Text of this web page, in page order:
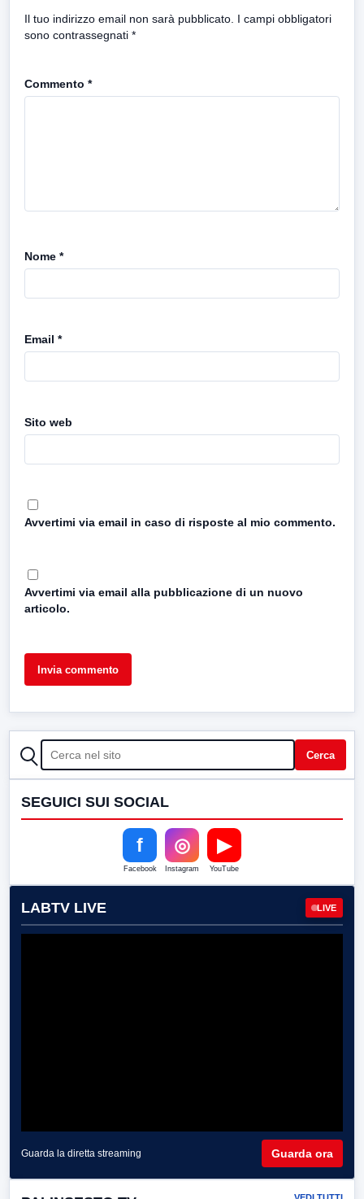
Il tuo indirizzo email non sarà pubblicato. I campi obbligatori
sono contrassegnati *
Commento *
Nome *
Email *
Sito web
Avvertimi via email in caso di risposte al mio commento.
Avvertimi via email alla pubblicazione di un nuovo
articolo.
CERCA Cerca
SEGUICI SUI SOCIAL
f
Facebook
◎
Instagram
▶
YouTube
LABTV LIVE LIVE
Guarda la diretta streaming Guarda ora